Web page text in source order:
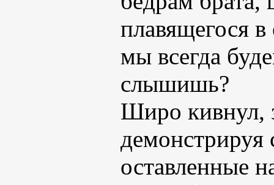
плавящегося в
мы всегда
слышишь?
Широ кивнул,
демонстрируя
оставленные